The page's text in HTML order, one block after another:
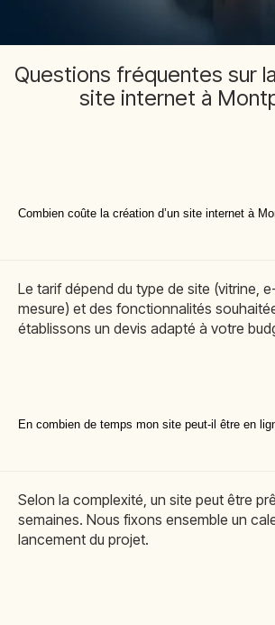
Questions fréquentes sur
site internet à
Combien coûte la création d’un site internet à
Le tarif dépend du type de site (vitrine,
mesure) et des fonctionnalités
établissons un devis adapté à votre
En combien de temps mon site peut-il être en
Selon la complexité, un site peut être
semaines. Nous fixons ensemble un
lancement du projet.